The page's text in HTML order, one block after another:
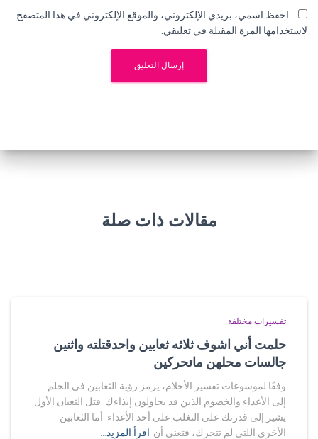
احفظ اسمي، بريدي الإلكتروني، والموقع الإلكتروني في هذا المتصفح
لاستخدامها المرة المقبلة في تعليقي.
مقالات ذات صلة
تفسيرات مختلفة
حلمت أني اشوف ثلاثه ثعابين واحدقتلته واثنين
جالسات محلهن ماتحركين
وفقًا لموسوعات تفسير الأحلام، يرمز رؤية الثعابين في الحلم
إلى الأعداء والخصوم الذين قد يحاولون إيذاءك. قتل الثعبان الأول
يشير إلى قدرتك على التغلب على أحد الأعداء. أما الثعابين
الأخرى اللتي لم تتحرك، فتعني أن اقرأ المزيد…